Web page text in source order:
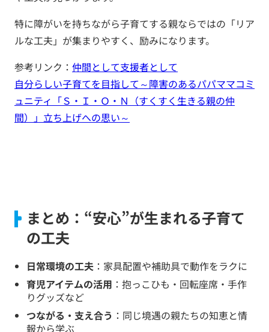
特に障がいを持ちながら子育てする親ならではの「リア
ルな工夫」が集まりやすく、励みになります。
参考リンク： 仲間として支援者として
自分らしい子育てを目指して～障害のあるパパママコミ
ュニティ「Ｓ・Ｉ・Ｏ・Ｎ（すくすく生きる親の仲
間）」立ち上げへの思い～
まとめ：“安心”が生まれる子育て
の工夫
日常環境の工夫 ：家具配置や補助具で動作をラクに
育児アイテムの活用 ：抱っこひも・回転座席・手作
りグッズなど
つながる・支え合う ：同じ境遇の親たちの知恵と情
報から学ぶ